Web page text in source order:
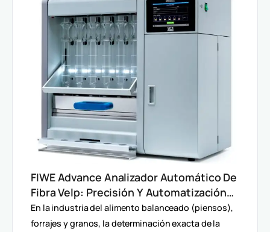
FIWE Advance Analizador Automático De
Fibra Velp: Precisión Y Automatización
En Método Van Soest
En la industria del alimento balanceado (piensos),
forrajes y granos, la determinación exacta de la